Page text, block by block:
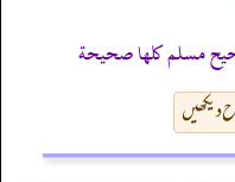
مسلم كلها صحيحة
دیکھیں